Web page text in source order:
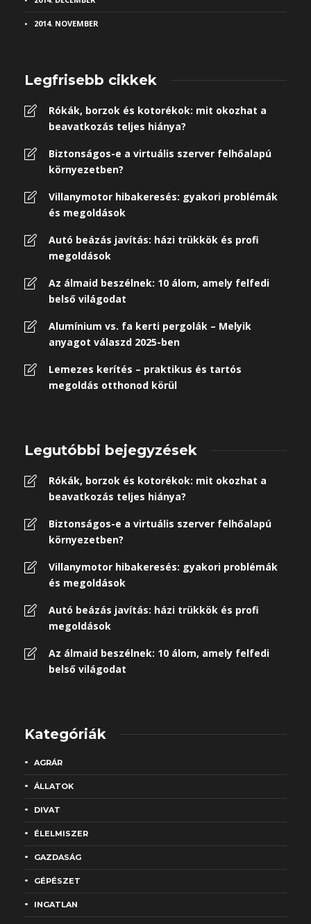
2014. NOVEMBER
Legfrisebb cikkek
Rókák, borzok és kotorékok: mit okozhat a
beavatkozás teljes hiánya?
Biztonságos-e a virtuális szerver felhőalapú
környezetben?
Villanymotor hibakeresés: gyakori problémák
és megoldások
Autó beázás javítás: házi trükkök és profi
megoldások
Az álmaid beszélnek: 10 álom, amely felfedi
belső világodat
Alumínium vs. fa kerti pergolák – Melyik
anyagot válaszd 2025-ben
Lemezes kerítés – praktikus és tartós
megoldás otthonod körül
Legutóbbi bejegyzések
Rókák, borzok és kotorékok: mit okozhat a
beavatkozás teljes hiánya?
Biztonságos-e a virtuális szerver felhőalapú
környezetben?
Villanymotor hibakeresés: gyakori problémák
és megoldások
Autó beázás javítás: házi trükkök és profi
megoldások
Az álmaid beszélnek: 10 álom, amely felfedi
belső világodat
Kategóriák
AGRÁR
ÁLLATOK
DIVAT
ÉLELMISZER
GAZDASÁG
GÉPÉSZET
INGATLAN